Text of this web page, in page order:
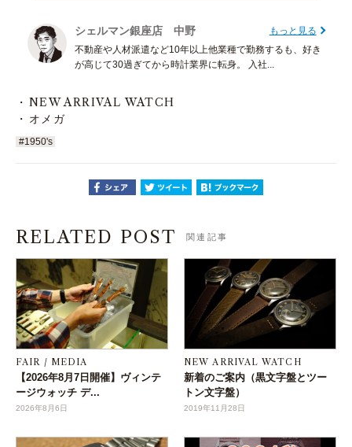
シェルマン銀座店 中野
もっと見る
不動産や人材派遣など10年以上他業種で勤務するも、好き
が高じて30過ぎてから時計業界に転身。 入社...
NEW ARRIVAL WATCH
オメガ
#1950's
RELATED POST 関連記事
FAIR / MEDIA
【2026年8月7日開催】ヴィンテ
ージウォッチ デ...
2026年8月6日
NEW ARRIVAL WATCH
新着のご案内（黒文字盤とツー
トン文字盤）
2019年11月28日